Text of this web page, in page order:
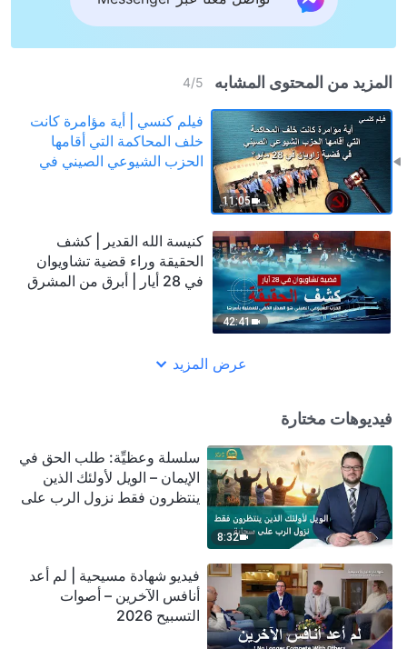
المزيد من المحتوى المشابه 4/5
11:05
فيلم كنسي | أية مؤامرة كانت
خلف المحاكمة التي أقامها
الحزب الشيوعي الصيني في
42:41
كنيسة الله القدير | كشف
الحقيقة وراء قضية تشاويوان
في 28 أيار | أبرق من المشرق
عرض المزيد
فيديوهات مختارة
8:32
سلسلة وعظيِّة: طلب الحق في
الإيمان – الويل لأولئك الذين
ينتظرون فقط نزول الرب على
فيديو شهادة مسيحية | لم أعد
أنافس الآخرين – أصوات
التسبيح 2026